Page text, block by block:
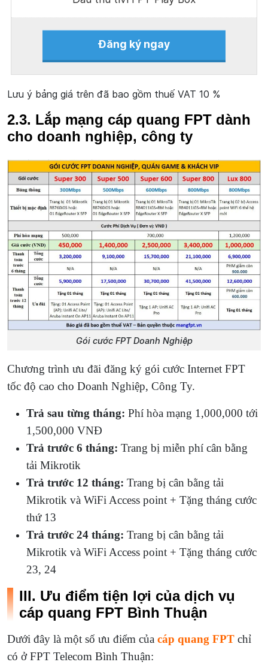
Đăng ký ngay
Lưu ý bảng giá trên đã bao gồm thuế VAT 10 %
2.3. Lắp mạng cáp quang FPT dành
cho doanh nghiệp, công ty
Gói cước FPT Doanh Nghiệp
Chương trình ưu đãi đăng ký gói cước Internet FPT
tốc độ cao cho Doanh Nghiệp, Công Ty.
Trả sau từng tháng: Phí hòa mạng 1,000,000 tới
1,500,000 VNĐ
Trả trước 6 tháng: Trang bị miễn phí cân bằng
tải Mikrotik
Trả trước 12 tháng: Trang bị cân bằng tải
Mikrotik và WiFi Access point + Tặng tháng cước
thứ 13
Trả trước 24 tháng: Trang bị cân bằng tải
Mikrotik và WiFi Access point + Tặng tháng cước
23, 24
III. Ưu điểm tiện lợi của dịch vụ
cáp quang FPT Bình Thuận
Dưới đây là một số ưu điểm của cáp quang FPT chỉ
có ở FPT Telecom Bình Thuận: